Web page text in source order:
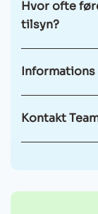
Hvor ofte
tilsyn?
Kontakt